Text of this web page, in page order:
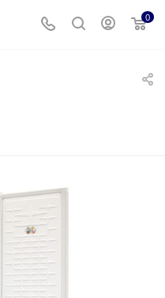
0